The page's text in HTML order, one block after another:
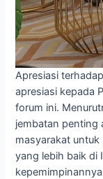
Apresiasi
apresiasi kepada
forum ini.
jembatan penting
masyarakat
yang lebih baik di